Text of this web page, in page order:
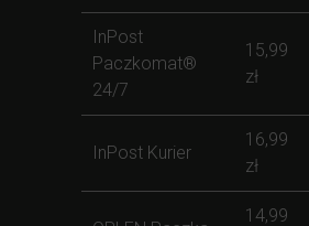
InPost
Paczkomat®
24/7
15,99
zł
InPost Kurier
16,99
zł
14,99